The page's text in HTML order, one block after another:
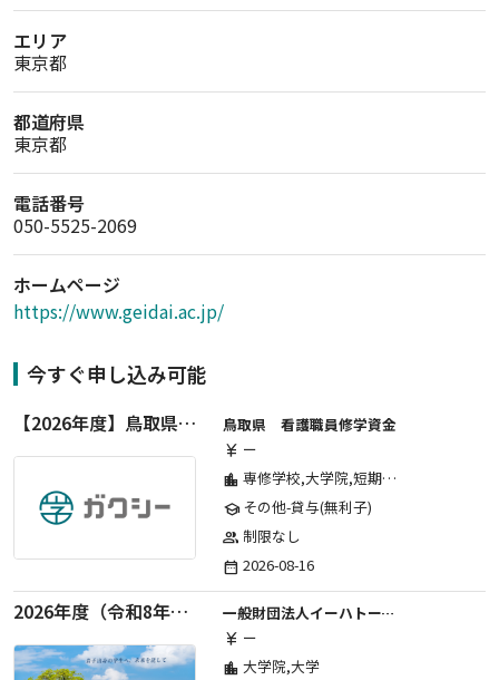
エリア
東京都
都道府県
東京都
電話番号
050-5525-2069
ホームページ
https://www.geidai.ac.jp/
今すぐ申し込み可能
【2026年度】鳥取県看護職員修学資金-新規申込み
鳥取県 看護職員修学資金
currency_yen ー
location_city 専修学校,大学院,短期大学,高等学校,高等専門学校,その他,大学
schoolその他-貸与(無利子)
group 制限なし
date_range 2026-08-16
2026年度（令和8年度）第２期 一般財団法人イーハトーブ育英会奨学生募集（給付型） 日本国内及び海外の大学・大学院に自宅外通学をする学生に生活費の一部(家賃半額相当)を給付【岩手県が本籍地の大学生または大学院生対象】
一般財団法人イーハトーブ育英会
currency_yen ー
location_city 大学院,大学